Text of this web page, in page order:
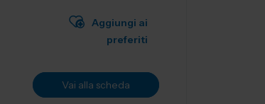
Aggiungi ai
preferiti
Vai alla scheda